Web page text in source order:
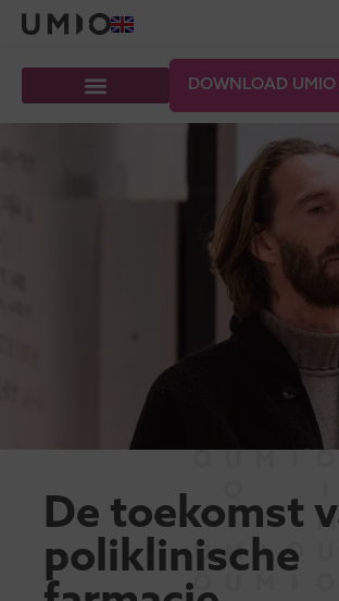
DOWNLOAD UMIO
De toekomst
poliklinische